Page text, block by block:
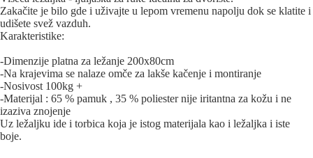
Zakačite je bilo gde i uživajte u lepom vremenu napolju dok se klatite i
udišete svež vazduh.
Karakteristike:
-Dimenzije platna za ležanje 200x80cm
-Na krajevima se nalaze omče za lakše kačenje i montiranje
-Nosivost 100kg +
-Materijal : 65 % pamuk , 35 % poliester nije iritantna za kožu i ne
izaziva znojenje
Uz ležaljku ide i torbica koja je istog materijala kao i ležaljka i iste
boje.